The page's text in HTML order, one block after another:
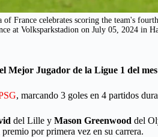
France celebrates scoring the team's
at Volksparkstadion on July 05, 2024 in
Mejor Jugador de la Ligue 1 del
, marcando 3 goles en 4 partidos
del Lille y Mason Greenwood del
por primera vez en su carrera.